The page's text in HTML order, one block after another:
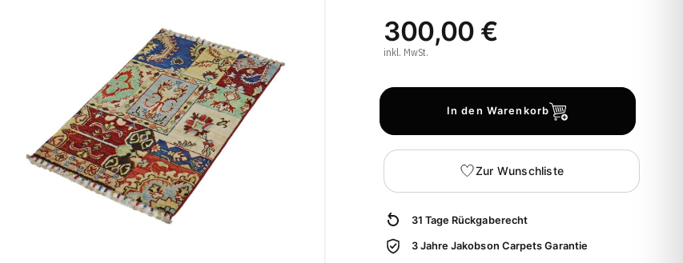
300,00 €
inkl. MwSt.
In den Warenkorb
Zur Wunschliste
31 Tage Rückgaberecht
3 Jahre Jakobson Carpets Garantie